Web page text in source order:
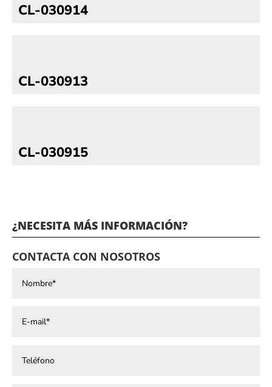
CL-030914
CL-030913
CL-030915
¿NECESITA MÁS INFORMACIÓN?
CONTACTA CON NOSOTROS